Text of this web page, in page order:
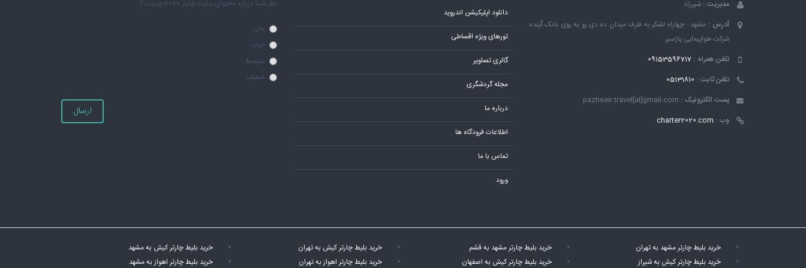
مدیریت : شیرزاد
آدرس : مشهد - چهاراه لشکر به طرف میدان ده دی رو به روی بانک ٱینده
شرکت هواپیمایی پاژسیر
تلفن همراه : 09153596717
تلفن ثابت : 05131810
پست الکترونیک : pazhseir.travel[at]gmail.com
وب : charter2020.com
دانلود اپلیکیشن اندروید
تورهای ویژه اقساطی
گالری تصاویر
مجله گردشگری
درباره ما
اطلاعات فرودگاه ها
تماس با ما
ورود
نظر شما درباره محتوای سایت چارتر 2020 چیست؟
عالی
خوب
متوسط
ضعیف
ارسال
خرید بلیط چارتر مشهد به تهران خرید بلیط چارتر مشهد به قشم خرید بلیط چارتر کیش به تهران
خرید بلیط چارتر کیش به مشهد
خرید بلیط چارتر کیش به شیراز
خرید بلیط چارتر کیش به اصفهان خرید بلیط چارتر اهواز به تهران خرید بلیط چارتر اهواز به مشهد